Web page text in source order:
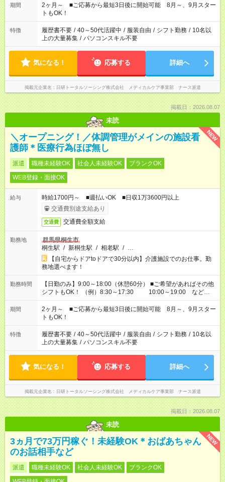
たい」 「できれば残業はしたくない」 など、ご希望があれば教
えてくださいね。 ※Wワーク希望の方へ 今ご覧のお仕事で希望
する勤務時間と、もう1つのお仕事の勤務時間。 合計で週40時
間を超える場合は応募できません
期間
2ヶ月～ ■ご応募から最短3日後に開始可能 8月～、9月スター
トもOK！
特徴 履歴書不要 / 40～50代活躍中 / 服装自由 / シフト勤務 / 10名以
上の大量募集 / パソコンスキル不要
気になる！ 応募する 詳細へ
掲載元企業名 日研トータルソーシング株式会社 メディカルケア事業部 ナース派遣
掲載日：2026.08.07
未読
NEW
＼オープニング！／体調管理がメインの施設看
護師＊医療行為ほぼ無し
派遣 職種未経験OK 社会人未経験OK
ブランクOK
WEB登録・面接OK
給与
時給1700円～ ■週払いOK ■日収1万3600円以上
交通費別途支給あり
交通費 交通費全額支給
勤務地
群馬県桐生市
桐生駅 / 新桐生駅 / 相老駅 / …
【自宅からドアtoドアで30分以内】介護施設でのお仕事。勤
務地選べます！
勤務時間
【日勤のみ】9:00～18:00（休憩60分） ■ご希望があればその他
シフトもOK！ （例）8:30～17:30 10:00～19:00 など
「家族とお休みを合わせたい」 「できれば残業はしたくない」
など、あなたのご希望に沿ったお仕事をご紹介します！ ※Wワ
ーク希望の方へ 今ご覧のお仕事で希望する勤務時間と、もう1つ
のお仕事の勤務時間。 合計で週40時間を超える場合は応募でき
ません
期間
2ヶ月～ ■ご応募から最短3日後に開始可能 8月～、9月スター
トもOK！
特徴 履歴書不要 / 40～50代活躍中 / 服装自由 / シフト勤務 / 10名以
上の大量募集 / パソコンスキル不要
気になる！ 応募する 詳細へ
掲載元企業名 日研トータルソーシング株式会社 メディカルケア事業部 ナース派遣
掲載日：2026.08.07
未読
NEW
3ヵ月で73万円稼ぐ！未経験OK＊おばあちゃん
のお話相手など
派遣 職種未経験OK 社会人未経験OK
ブランクOK